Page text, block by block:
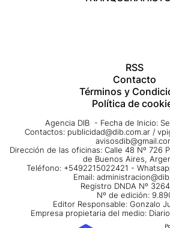
RSS
Contacto
Términos y
Política de
Agencia DIB - Fecha de Inicio:
Contactos: publicidad@dib.com.ar /
Dirección de las oficinas: Calle 48 Nº 726
de Buenos Aires,
Teléfono: +5492215022421 -
Email:
Registro DNDA Nº
Nº de edición:
Editor Responsable: Gonzalo
Empresa propietaria del medio: